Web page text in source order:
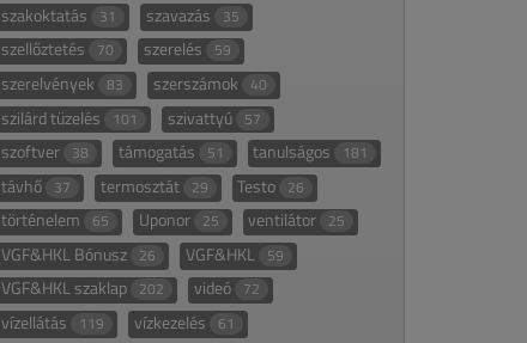
szakoktatás 31 szavazás 35
szellőztetés 70 szerelés 59
szerelvények 83 szerszámok 40
szilárd tüzelés 101 szivattyú 57
szoftver 38 támogatás 51 tanulságos 181
távhő 37 termosztát 29 Testo 26
történelem 65 Uponor 25 ventilátor 25
VGF&HKL Bónusz 26 VGF&HKL 59
VGF&HKL szaklap 202 videó 72
vízellátás 119 vízkezelés 61